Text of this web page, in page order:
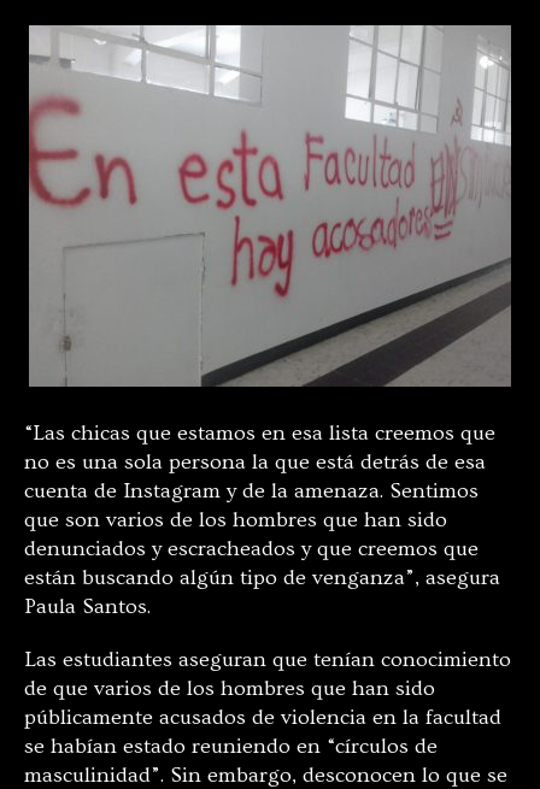
“Las chicas que estamos en esa lista creemos que
no es una sola persona la que está detrás de esa
cuenta de Instagram y de la amenaza. Sentimos
que son varios de los hombres que han sido
denunciados y escracheados y que creemos que
están buscando algún tipo de venganza”, asegura
Paula Santos.
Las estudiantes aseguran que tenían conocimiento
de que varios de los hombres que han sido
públicamente acusados de violencia en la facultad
se habían estado reuniendo en “círculos de
masculinidad”. Sin embargo, desconocen lo que se